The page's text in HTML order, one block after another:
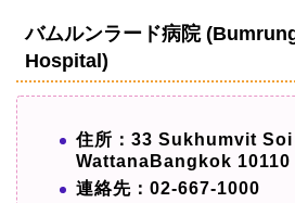
バムルンラード病院
Hospital)
住所：33 Sukhumvit Soi
WattanaBangkok 10110
連絡先：02-667-1000